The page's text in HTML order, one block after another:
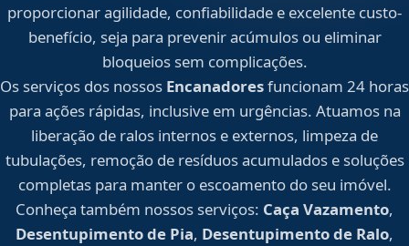
proporcionar agilidade, confiabilidade e excelente custo-
benefício, seja para prevenir acúmulos ou eliminar
bloqueios sem complicações.
Os serviços dos nossos Encanadoresfuncionam 24 horas
para ações rápidas, inclusive em urgências. Atuamos na
liberação de ralos internos e externos, limpeza de
tubulações, remoção de resíduos acumulados e soluções
completas para manter o escoamento do seu imóvel.
Conheça também nossos serviços: Caça Vazamento,
Desentupimento de Pia, Desentupimento de Ralo,